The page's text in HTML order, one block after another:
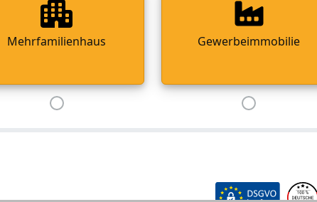
Mehrfamilienhaus Gewerbeimmobilie